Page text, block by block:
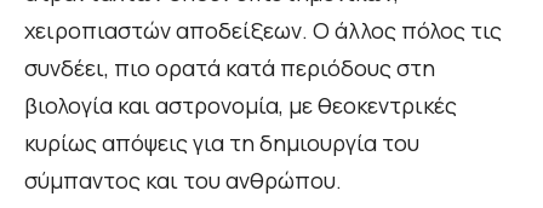
χειροπιαστών αποδείξεων. Ο άλλος πόλος τις
συνδέει, πιο ορατά κατά περιόδους στη
βιολογία και αστρονομία, με θεοκεντρικές
κυρίως απόψεις για τη δημιουργία του
σύμπαντος και του ανθρώπου.